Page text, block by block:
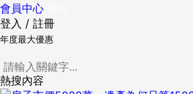
會員中心
登入 / 註冊
年度最大優惠
熱搜內容